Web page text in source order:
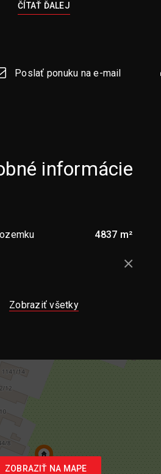
ČÍTAŤ ĎALEJ
Poslať ponuku na e-mail
informácie
4837 m²
Zobraziť všetky
ZOBRAZIŤ NA MAPE